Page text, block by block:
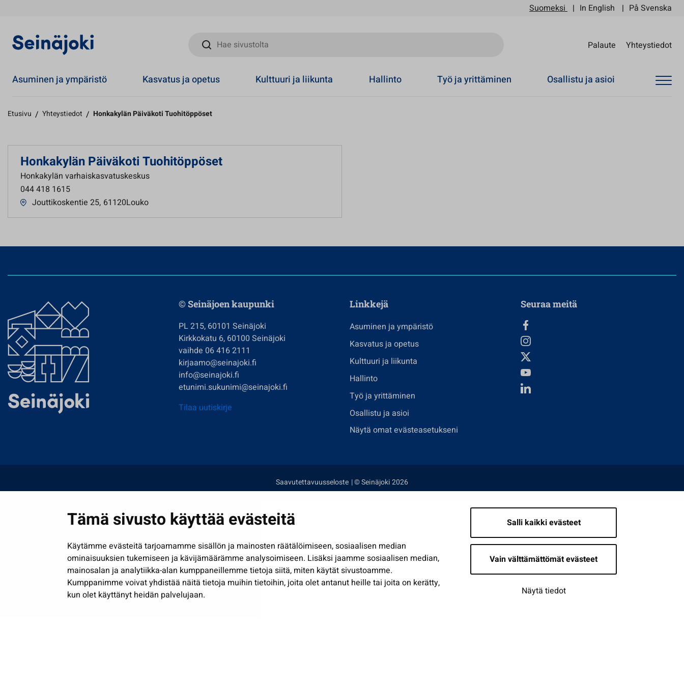
Tämä sivusto käyttää evästeitä
Käytämme evästeitä tarjoamamme sisällön ja mainosten räätälöimiseen, sosiaalisen median
ominaisuuksien tukemiseen ja kävijämäärämme analysoimiseen. Lisäksi jaamme sosiaalisen median,
mainosalan ja analytiikka-alan kumppaneillemme tietoja siitä, miten käytät sivustoamme.
Kumppanimme voivat yhdistää näitä tietoja muihin tietoihin, joita olet antanut heille tai joita on kerätty,
kun olet käyttänyt heidän palvelujaan.
Salli kaikki evästeet
Vain välttämättömät evästeet
Näytä tiedot
Suomeksi In English På Svenska
Hae sivustolta
Palaute Yhteystiedot
Asuminen ja ympäristö Kasvatus ja opetus Kulttuuri ja liikunta Hallinto Työ ja yrittäminen Osallistu ja asioi
Etusivu / Yhteystiedot / Honkakylän Päiväkoti Tuohitöppöset
Honkakylän Päiväkoti Tuohitöppöset
Honkakylän varhaiskasvatuskeskus
044 418 1615
Jouttikoskentie 25, 61120Louko
© Seinäjoen kaupunki
PL 215, 60101 Seinäjoki
Kirkkokatu 6, 60100 Seinäjoki
vaihde 06 416 2111
kirjaamo@seinajoki.fi
info@seinajoki.fi
etunimi.sukunimi@seinajoki.fi
Tilaa uutiskirje
Linkkejä
Asuminen ja ympäristö
Kasvatus ja opetus
Kulttuuri ja liikunta
Hallinto
Työ ja yrittäminen
Osallistu ja asioi
Näytä omat evästeasetukseni
Seuraa meitä
Saavutettavuusseloste | © Seinäjoki 2026